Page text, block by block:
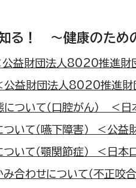
る！ ～健康のため
益財団法人8020推進財
益財団法人8020推進
について（口腔がん） ＜日
いて（嚥下障害） ＜公
いて（顎関節症） ＜日本
み合わせについて（不正